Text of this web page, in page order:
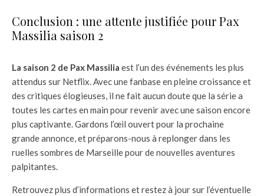
Conclusion : une attente justifiée pour Pax
Massilia saison 2
La saison 2 de Pax Massilia est l’un des événements les plus
attendus sur Netflix. Avec une fanbase en pleine croissance et
des critiques élogieuses, il ne fait aucun doute que la série a
toutes les cartes en main pour revenir avec une saison encore
plus captivante. Gardons l’œil ouvert pour la prochaine
grande annonce, et préparons-nous à replonger dans les
ruelles sombres de Marseille pour de nouvelles aventures
palpitantes.
Retrouvez plus d’informations et restez à jour sur l’éventuelle